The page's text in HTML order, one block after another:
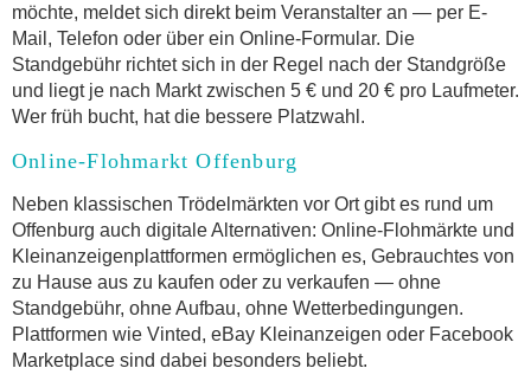
möchte, meldet sich direkt beim Veranstalter an — per E-
Mail, Telefon oder über ein Online-Formular. Die
Standgebühr richtet sich in der Regel nach der Standgröße
und liegt je nach Markt zwischen 5 € und 20 € pro Laufmeter.
Wer früh bucht, hat die bessere Platzwahl.
Online-Flohmarkt Offenburg
Neben klassischen Trödelmärkten vor Ort gibt es rund um
Offenburg auch digitale Alternativen: Online-Flohmärkte und
Kleinanzeigenplattformen ermöglichen es, Gebrauchtes von
zu Hause aus zu kaufen oder zu verkaufen — ohne
Standgebühr, ohne Aufbau, ohne Wetterbedingungen.
Plattformen wie Vinted, eBay Kleinanzeigen oder Facebook
Marketplace sind dabei besonders beliebt.